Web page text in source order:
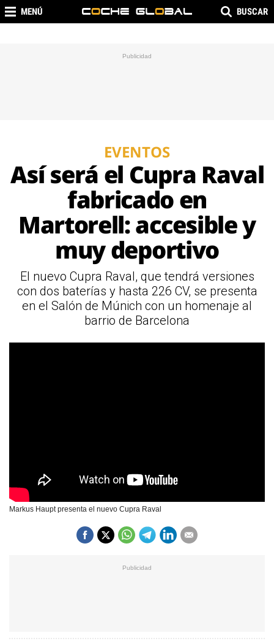
MENÚ BUSCAR
EVENTOS
Así será el Cupra Raval
fabricado en
Martorell: accesible y
muy deportivo
El nuevo Cupra Raval, que tendrá versiones
con dos baterías y hasta 226 CV, se presenta
en el Salón de Múnich con un homenaje al
barrio de Barcelona
Markus Haupt presenta el nuevo Cupra Raval